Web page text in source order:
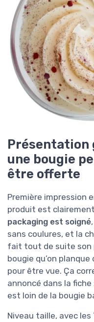
Présentation
une bougie
être offerte
Première impression
produit est
packaging est soigné
sans coulures, et la
fait tout de suite son
bougie qu’on
pour être vue. Ça
annoncé dans la
est loin de la bougie
Niveau taille, avec les